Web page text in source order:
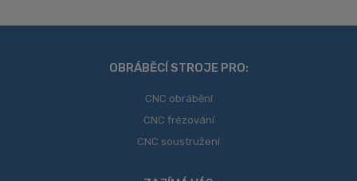
OBRÁBĚCÍ STROJE PRO:
CNC obrábění
CNC frézování
CNC soustružení